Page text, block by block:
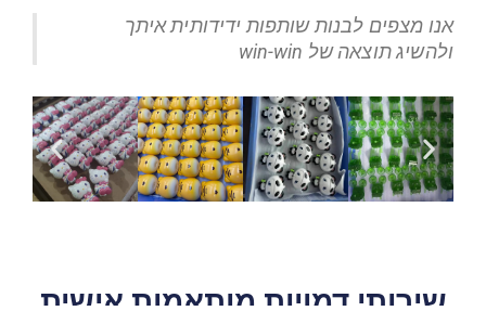
אנו מצפים לבנות שותפות ידידותית איתך
ולהשיג תוצאה של win-win
שירותי דמויות מותאמות אישית